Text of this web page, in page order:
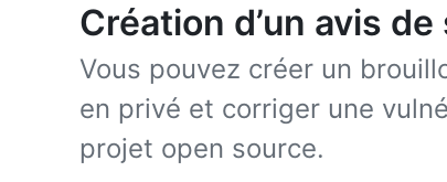
Création d’un avis
Vous pouvez créer un
en privé et corriger une
projet open source.